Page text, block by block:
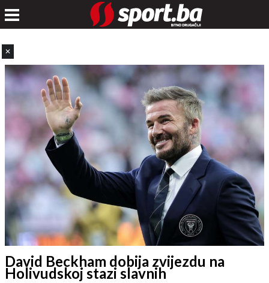
✕
David Beckham dobija zvijezdu na
Holivudskoj stazi slavnih